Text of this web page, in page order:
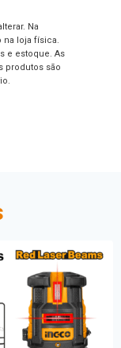
Na
na loja física.
e estoque. As
produtos são